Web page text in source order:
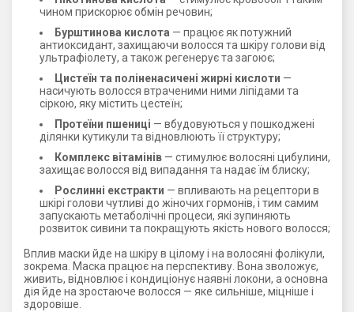
чином прискорює обмін речовин;
Бурштинова кислота — працює як потужний
антиоксидант, захищаючи волосся та шкіру голови від
ультрафіолету, а також регенерує та загоює;
Цистеїн та поліненасичені жирні кислоти —
насичують волосся втраченими ними ліпідами та
сіркою, яку містить цестеїн;
Протеїни пшениці — вбудовуються у пошкоджені
ділянки кутикули та відновлюють її структуру;
Комплекс вітамінів — стимулює волосяні цибулини,
захищає волосся від випадання та надає їм блиску;
Рослинні екстракти — впливають на рецептори в
шкірі голови чутливі до жіночих гормонів, і тим самим
запускають метаболічні процеси, які зупиняють
розвиток сивини та покращують якість нового волосся;
Вплив маски йде на шкіру в цілому і на волосяні фолікули,
зокрема. Маска працює на перспективу. Вона зволожує,
живить, відновлює і кондиціонує наявні локони, а основна
дія йде на зростаюче волосся — яке сильніше, міцніше і
здоровіше.